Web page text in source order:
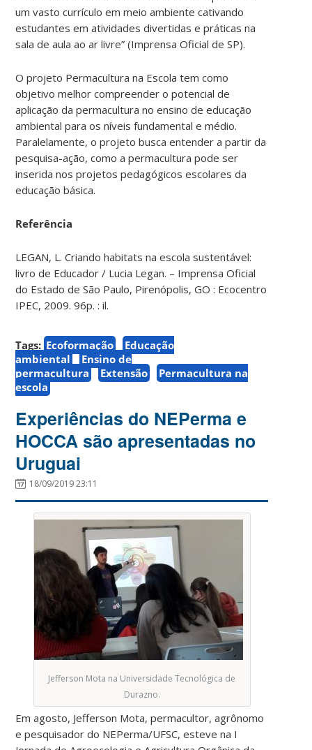
um vasto currículo em meio ambiente cativando
estudantes em atividades divertidas e práticas na
sala de aula ao ar livre” (Imprensa Oficial de SP).
O projeto Permacultura na Escola tem como
objetivo melhor compreender o potencial de
aplicação da permacultura no ensino de educação
ambiental para os níveis fundamental e médio.
Paralelamente, o projeto busca entender a partir da
pesquisa-ação, como a permacultura pode ser
inserida nos projetos pedagógicos escolares da
educação básica.
Referência
LEGAN, L. Criando habitats na escola sustentável:
livro de Educador / Lucia Legan. – Imprensa Oficial
do Estado de São Paulo, Pirenópolis, GO : Ecocentro
IPEC, 2009. 96p. : il.
Tags: Ecoformação
Educação
ambiental
Ensino de
permacultura
Extensão
Permacultura na
escola
Experiências do NEPerma e
HOCCA são apresentadas no
Uruguai
18/09/2019 23:11
Jefferson Mota na Universidade Tecnológica de
Durazno.
Em agosto, Jefferson Mota, permacultor, agrônomo
e pesquisador do NEPerma/UFSC, esteve na I